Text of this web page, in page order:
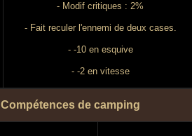
- Modif critiques : 2%
- Fait reculer l'ennemi de deux cases.
- -10 en esquive
- -2 en vitesse
Compétences de camping